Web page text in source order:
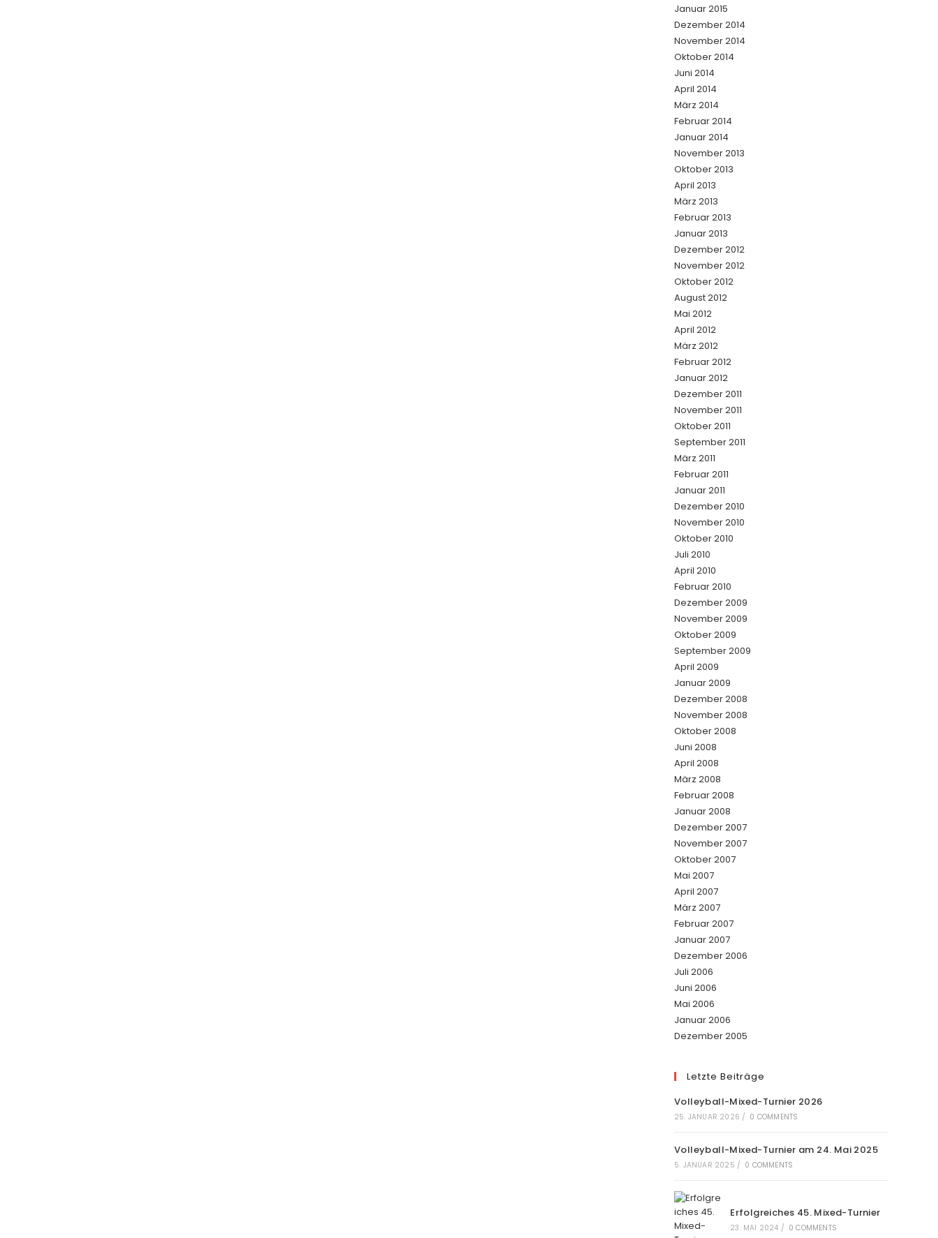
Januar 2015
Dezember 2014
November 2014
Oktober 2014
Juni 2014
April 2014
März 2014
Februar 2014
Januar 2014
November 2013
Oktober 2013
April 2013
März 2013
Februar 2013
Januar 2013
Dezember 2012
November 2012
Oktober 2012
August 2012
Mai 2012
April 2012
März 2012
Februar 2012
Januar 2012
Dezember 2011
November 2011
Oktober 2011
September 2011
März 2011
Februar 2011
Januar 2011
Dezember 2010
November 2010
Oktober 2010
Juli 2010
April 2010
Februar 2010
Dezember 2009
November 2009
Oktober 2009
September 2009
April 2009
Januar 2009
Dezember 2008
November 2008
Oktober 2008
Juni 2008
April 2008
März 2008
Februar 2008
Januar 2008
Dezember 2007
November 2007
Oktober 2007
Mai 2007
April 2007
März 2007
Februar 2007
Januar 2007
Dezember 2006
Juli 2006
Juni 2006
Mai 2006
Januar 2006
Dezember 2005
Letzte Beiträge
Volleyball-Mixed-Turnier 2026
25. JANUAR 2026 / 0 COMMENTS
Volleyball-Mixed-Turnier am 24. Mai 2025
5. JANUAR 2025 / 0 COMMENTS
Erfolgreiches 45. Mixed-Turnier
23. MAI 2024 / 0 COMMENTS